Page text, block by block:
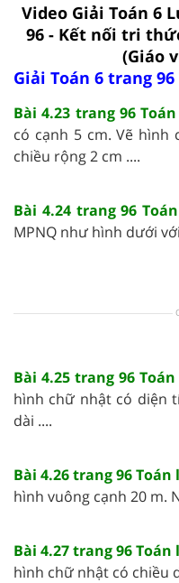
Video Giải Toán 6
96 - Kết nối tri
(Giáo
Giải Toán 6 trang 96
Bài 4.23 trang 96
có cạnh 5 cm. Vẽ hình
chiều rộng 2 cm ....
Bài 4.24 trang 96
MPNQ như hình dưới
Bài 4.25 trang 96
hình chữ nhật có diện
dài ....
Bài 4.26 trang 96 Toán
hình vuông cạnh 20 m.
Bài 4.27 trang 96 Toán
hình chữ nhật có chiều